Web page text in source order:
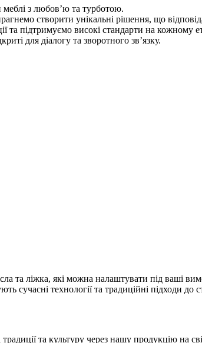
меблі з любов’ю та турботою.
створити унікальні рішення, що
та підтримуємо високі стандарти на кожному
для діалогу та зворотного зв’язку.
та ліжка, які можна налаштувати під ваші
сучасні технології та традиційні підходи до
та культуру через нашу продукцію на